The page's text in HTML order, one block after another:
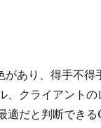
あり、得手不
、クライアント
適だと判断でき